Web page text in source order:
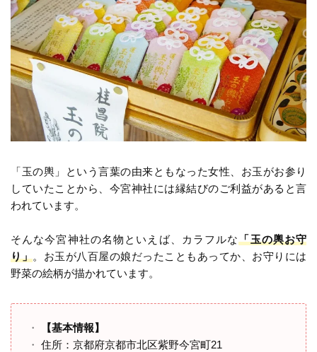
「玉の輿」という言葉の由来ともなった女性、お玉がお参り
していたことから、今宮神社には縁結びのご利益があると言
われています。
そんな今宮神社の名物といえば、カラフルな「玉の輿お守
り」。お玉が八百屋の娘だったこともあってか、お守りには
野菜の絵柄が描かれています。
【基本情報】
住所：京都府京都市北区紫野今宮町21